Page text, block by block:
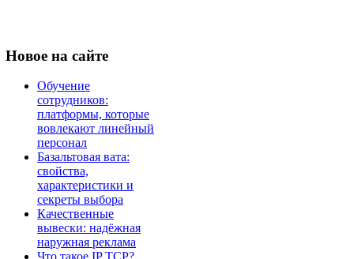
Новое на сайте
Обучение
сотрудников:
платформы, которые
вовлекают линейный
персонал
Базальтовая вата:
свойства,
характеристики и
секреты выбора
Качественные
вывески: надёжная
наружная реклама